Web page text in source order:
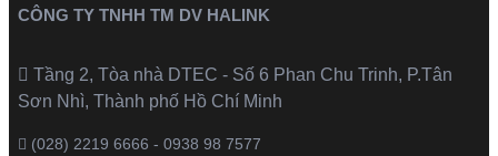
CÔNG TY TNHH TM DV HALINK
Tầng 2, Tòa nhà DTEC - Số 6 Phan Chu Trinh, P.Tân
Sơn Nhì, Thành phố Hồ Chí Minh
(028) 2219 6666 - 0938 98 7577